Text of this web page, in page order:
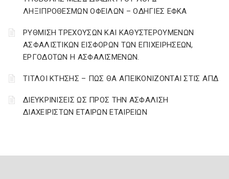
ΛΗΞΙΠΡΟΘΕΣΜΩΝ ΟΦΕΙΛΩΝ – ΟΔΗΓΙΕΣ ΕΦΚΑ
ΡΥΘΜΙΣΗ ΤΡΕΧΟΥΣΩΝ ΚΑΙ ΚΑΘΥΣΤΕΡΟΥΜΕΝΩΝ
ΑΣΦΑΛΙΣΤΙΚΩΝ ΕΙΣΦΟΡΩΝ ΤΩΝ ΕΠΙΧΕΙΡΗΣΕΩΝ,
ΕΡΓΟΔΟΤΩΝ Η ΑΣΦΑΛΙΣΜΕΝΩΝ.
ΤΙΤΛΟΙ ΚΤΗΣΗΣ – ΠΩΣ ΘΑ ΑΠΕΙΚΟΝΙΖΟΝΤΑΙ ΣΤΙΣ ΑΠΔ
ΔΙΕΥΚΡΙΝΙΣΕΙΣ ΩΣ ΠΡΟΣ ΤΗΝ ΑΣΦΑΛΙΣΗ
ΔΙΑΧΕΙΡΙΣΤΩΝ ΕΤΑΙΡΩΝ ΕΤΑΙΡΕΙΩΝ